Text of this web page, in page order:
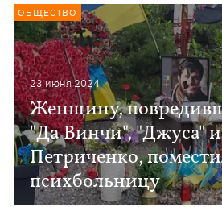
23 июня 2024
Женщину,
"Да Винчи", "Джуса" и
Петриченко,
психбольницу
ОБЩЕСТВО